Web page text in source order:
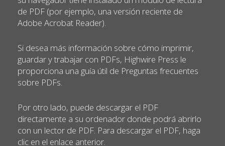
de PDF (por ejemplo, una versión reciente de
Adobe Acrobat Reader).
Si desea más información sobre cómo imprimir,
guardar y trabajar con PDFs, Highwire Press le
proporciona una guía útil de Preguntas frecuentes
sobre PDFs.
Por otro lado, puede descargar el PDF
directamente a su ordenador donde podrá abrirlo
con un lector de PDF. Para descargar el PDF, haga
clic en el enlace anterior.